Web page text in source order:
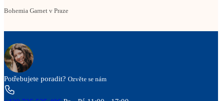
Bohemia Garnet v Praze
Potřebujete poradit? Ozvěte se nám